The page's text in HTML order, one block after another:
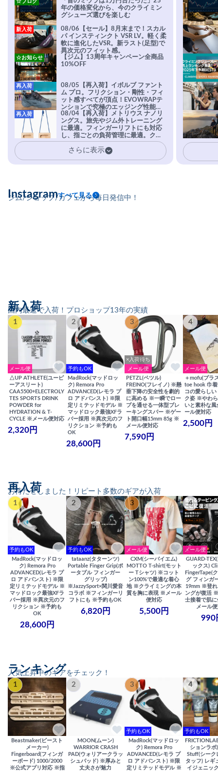
年の価格変化から、今のクライミン
グシューズ選びを楽しむ
08/06【セール】8月末まで！スカル
パ インスティンクト VSR LV。軽く柔
軟に進化したVSR。新ラスト(足型)で
異次元のフィット感。
新入荷
【ジム】13周年キャンペーン全商品
10%OFF
☆お知らせ
08/05【再入荷】イボルブ ファント
ム プロ。フリクション・剛性・フィ
ット感すべてが頂点！EVOWRAPテ
ンションで究極のエッジング性能を
実現。進化系ラバーEvo-74はTRAX
を凌駕する粘着力で極小ホールドに
安心感。
再入荷
08/04【再入荷】メトリウス ナノリ
ングス。旅先やジム外トレーニング
に最適。フィンガーリフトにも対応
し、指ごとの負荷管理に最適。クラ
イマーの指を本気で鍛えるギア。
再入荷
さらに表示
ジム/ショップ/カフェから毎日発信中！
Instagramすべて見る
国内最速で入荷！プロショップ13年の実績
新入荷
1
メール便
△UP ATHLETE(ユーピ
ーアスリート)
CAA5500+ELECTROLY
TES SPORTS DRINK
POWDER for
HYDRATION & T-
CYCLE ※メール便対応
2,320円
2
予約もOK
MadRock(マッドロッ
ク) Remora Pro
ADVANCED(レモラ プ
ロ アドバンスト) ※限
定リミテッドモデル ※
マッドロック最強XFラ
バー採用 ※異次元のフ
リクション ※予約も
OK
28,600円
3
×入荷待ち
メール便
PETZL(ペツル)
FREINO(フレイノ) ※懸
垂下降の安全性を劇的
に高める ※一瞬でロー
プを通せる一体型ブレ
ーキングスパー ※ゲー
ト開口幅15mm 85g ※
メール便対応
7,590円
4
メール便
＋mofu(プラ
toe hook 巾
コの愛らしい
ク姿 ※やわ
いと素朴な
ール便対応
2,500円
お待たせしました！リピート多数のギアが入荷
再入荷
1
予約もOK
MadRock(マッドロッ
ク) Remora Pro
ADVANCED(レモラ プ
ロ アドバンスト) ※限
定リミテッドモデル ※
マッドロック最強XFラ
バー採用 ※異次元のフ
リクション ※予約も
OK
28,600円
2
予約もOK
tataanz(タターンツ)
Portable Finger Grip(ポ
ータブル フィンガー
グリップ)
※JazzySport×関川愛音
コラボ ※フィンガーリ
フトにも ※予約もOK
6,820円
3
メール便
CXM(シーバイエム)
MOTTO T-shirt(モット
ー Tシャツ) ※コット
ン100%で最適な着心
地 ※クライミングの本
質を胸に表現 ※メール
便対応
5,500円
4
メール便
GUARD-
ックス)
FingerTape(
グ フィンガ
19mm ※登れ
ングが復活
士接着で肌
メール
990
人気上昇中のギアをチェック！
ランキング
1
Beastmaker(ビースト
メーカー)
Fingerboard(フィンガ
ーボード) 1000/2000
※公式アプリ対応 ※指
2
MOON(ムーン)
WARRIOR CRASH
PAD(ウォリアークラッ
シュパッド) ※厚みと
丈夫さが魅力
3
予約もOK
MadRock(マッドロッ
ク) Remora Pro
ADVANCED(レモラ プ
ロ アドバンスト) ※限
定リミテッドモデル ※
4
予約もOK
ションラボ
Stuff(シーク
タッフ) レギ
イジェニッ